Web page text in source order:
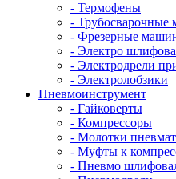
- Термофены
-
- Фрезерные
- Электро
- Электродрели
- Электролобзики
Пневмоинструмент
- Гайковерты
- Компрессоры
- Молотки
- Муфты к
- Пневмо